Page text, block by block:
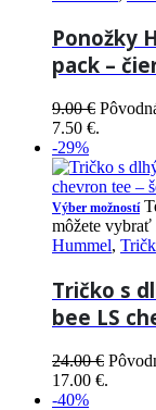
Ponožky
pack –
9.00€
7.50 €.
-29%
Výber možností
môžete vybrať
Hummel,
Tričko s
bee LS
24.00€
17.00 €.
-40%